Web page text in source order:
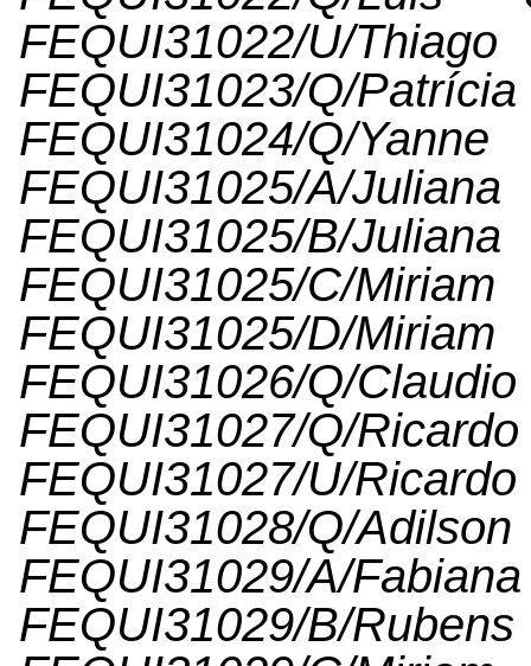
FEQUI31022/U/
FEQUI31023/Q/
FEQUI31024/Q/
FEQUI31025/A/
FEQUI31025/B/
FEQUI31025/C/
FEQUI31025/D/
FEQUI31026/Q/
FEQUI31027/Q/
FEQUI31027/U/
FEQUI31028/Q/
FEQUI31029/A/
FEQUI31029/